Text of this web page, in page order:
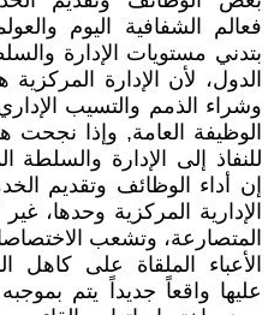
فعالم الشفافية اليوم
بتدني مستويات الإدارة
الدول، لأن الإدارة
وشراء الذمم والتسيب
الوظيفة العامة, وإذا نجحت
للنفاذ إلى الإدارة
إن أداء الوظائف وتقديم
الإدارية المركزية وحدها،
المتصارعة، وتشعب
الأعباء الملقاة على
عليها واقعاً جديداً يتم